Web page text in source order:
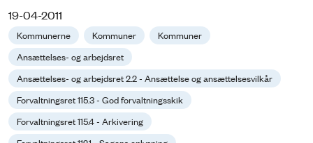
19-04-2011
Kommunerne Kommuner
Kommuner
Ansættelses- og arbejdsret
Ansættelses- og arbejdsret 2.2 - Ansættelse og ansættelsesvilkår
Forvaltningsret 115.3 - God forvaltningsskik
Forvaltningsret 115.4 - Arkivering